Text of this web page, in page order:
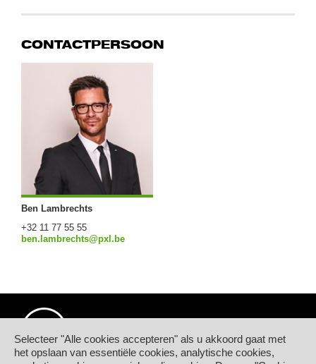
Selecteer "Alle cookies accepteren" als u akkoord gaat met
het opslaan van essentiële cookies, analytische cookies,
CONTACTPERSOON
Ben Lambrechts
+32 11 77 55 55
ben.lambrechts@pxl.be